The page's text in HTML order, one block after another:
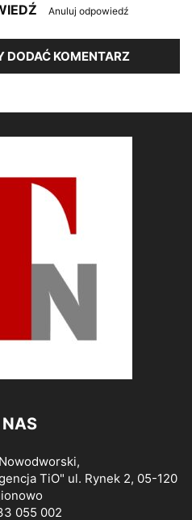
Anuluj odpowiedź
DODAĆ KOMENTARZ
NAS
TiO" ul. Rynek 2, 05-120
055 002